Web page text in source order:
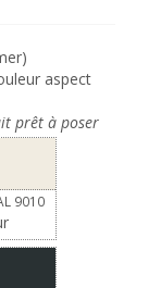
aspect
prêt à poser
9010